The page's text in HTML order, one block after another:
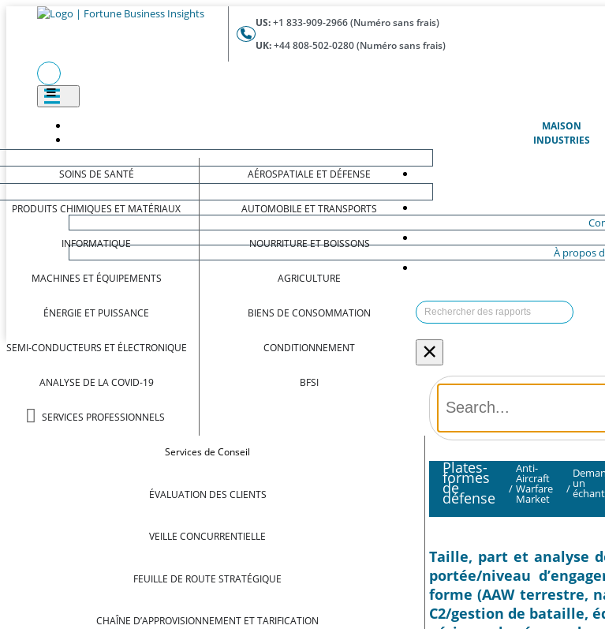
US:+1 833-909-2966 (Numéro sans frais)
UK:+44 808-502-0280 (Numéro sans frais)
MAISON
INDUSTRIES
SOINS DE SANTÉ
PRODUITS CHIMIQUES ET MATÉRIAUX
INFORMATIQUE
MACHINES ET ÉQUIPEMENTS
ÉNERGIE ET PUISSANCE
SEMI-CONDUCTEURS ET ÉLECTRONIQUE
ANALYSE DE LA COVID-19
SERVICES PROFESSIONNELS
AÉROSPATIALE ET DÉFENSE
AUTOMOBILE ET TRANSPORTS
NOURRITURE ET BOISSONS
AGRICULTURE
BIENS DE CONSOMMATION
CONDITIONNEMENT
BFSI
Services de Conseil
ÉVALUATION DES CLIENTS
VEILLE CONCURRENTIELLE
FEUILLE DE ROUTE STRATÉGIQUE
CHAÎNE D’APPROVISIONNEMENT ET TARIFICATION
À propos
×
Plates-
formes
de
défense /
Anti-
Aircraft
Warfare
Market
/ un
Taille, part et analyse
portée/niveau
forme (AAW terrestre,
C2/gestion de bataille,